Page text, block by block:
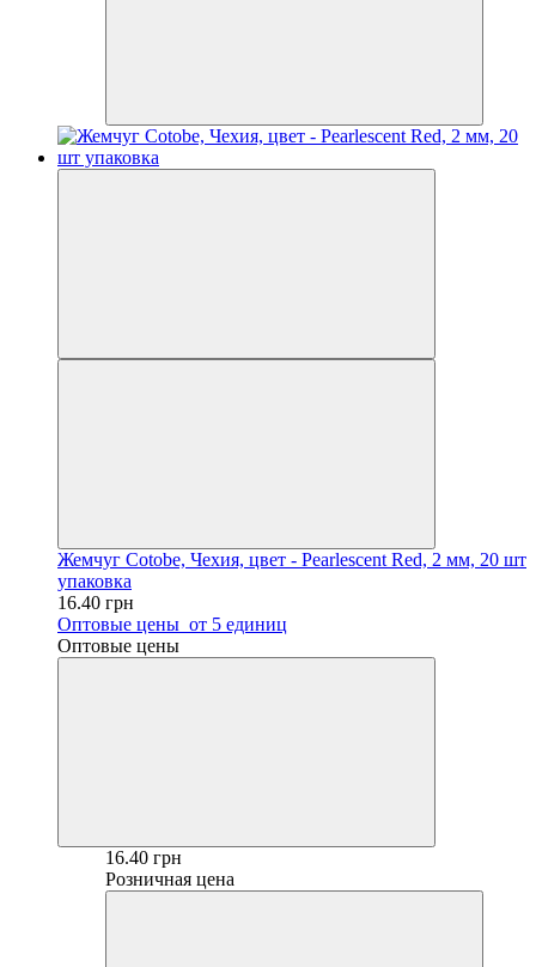
Жемчуг Cotobe, Чехия, цвет - Pearlescent Red, 2 мм, 20 шт
упаковка
16.40 грн
Оптовые цены от 5 единиц
Оптовые цены
16.40 грн
Розничная цена